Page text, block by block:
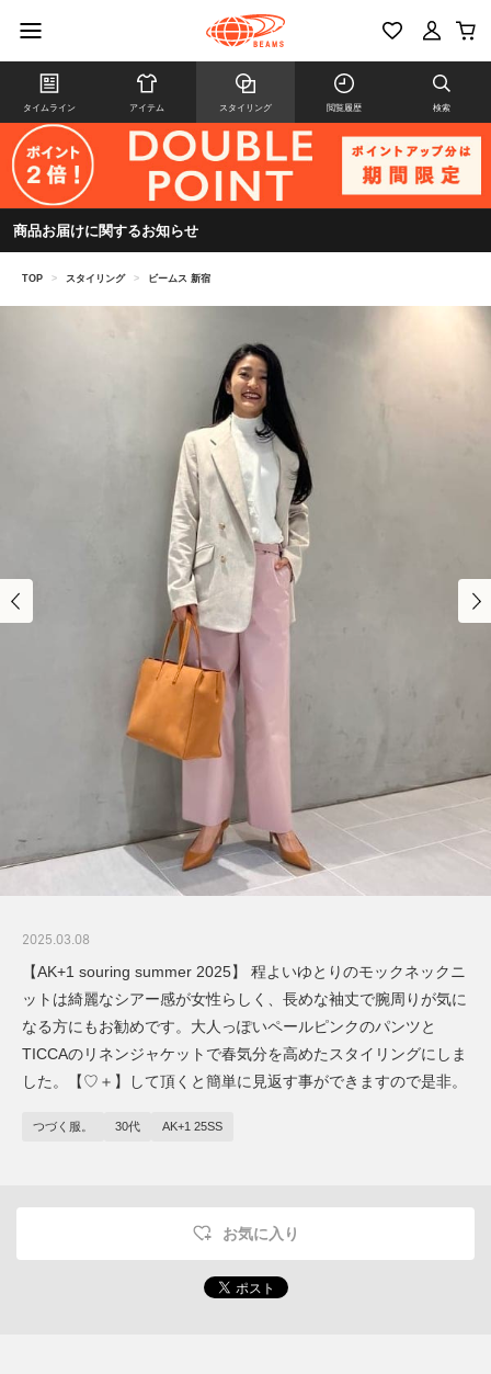
タイムライン アイテム スタイリング 閲覧履歴 検索
商品お届けに関するお知らせ
TOP > スタイリング > ビームス 新宿
2025.03.08
【AK+1 souring summer 2025】 程よいゆとりのモックネックニ
ットは綺麗なシアー感が女性らしく、長めな袖丈で腕周りが気に
なる方にもお勧めです。大人っぽいペールピンクのパンツと
TICCAのリネンジャケットで春気分を高めたスタイリングにしま
した。【♡＋】して頂くと簡単に見返す事ができますので是非。
つづく服。 30代 AK+1 25SS
お気に入り